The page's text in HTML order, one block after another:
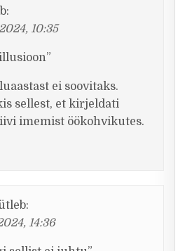
10:35
ei soovitaks.
sellest, et kirjeldati
imemist öökohvikutes.
14:36